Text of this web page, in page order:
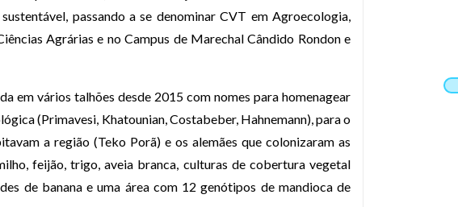
passando a se denominar CVT em Agroecologia,
Agrárias e no Campus de Marechal Cândido Rondon e
em vários talhões desde 2015 com nomes para homenagear
(Primavesi, Khatounian, Costabeber, Hahnemann), para o
a região (Teko Porã) e os alemães que colonizaram as
feijão, trigo, aveia branca, culturas de cobertura vegetal
de banana e uma área com 12 genótipos de mandioca de